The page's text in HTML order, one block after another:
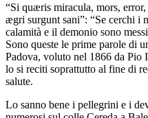
“Si quæris miracula, mors,
ægri surgunt sani”: “Se cerchi i
calamità e il demonio sono
Sono queste le prime parole di
Padova, voluto nel 1866 da Pio
lo si reciti soprattutto al fine di
salute.
Lo sanno bene i pellegrini e i